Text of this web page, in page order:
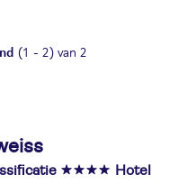
(1 - 2) van 2
Hotel